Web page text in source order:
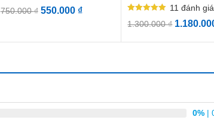
750.000₫ 550.000 ₫
hạng
11 đánh giá
1.300.000₫
0% |